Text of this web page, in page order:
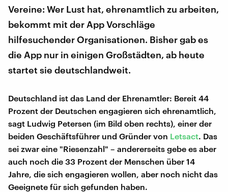
Vereine: Wer Lust hat, ehrenamtlich zu arbeiten,
bekommt mit der App Vorschläge
hilfesuchender Organisationen. Bisher gab es
die App nur in einigen Großstädten, ab heute
startet sie deutschlandweit.
Deutschland ist das Land der Ehrenamtler: Bereit 44
Prozent der Deutschen engagieren sich ehrenamtlich,
sagt Ludwig Petersen (im Bild oben rechts), einer der
beiden Geschäftsführer und Gründer von Letsact. Das
sei zwar eine "Riesenzahl" – andererseits gebe es aber
auch noch die 33 Prozent der Menschen über 14
Jahre, die sich engagieren wollen, aber noch nicht das
Geeignete für sich gefunden haben.